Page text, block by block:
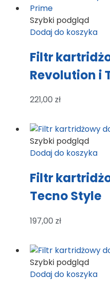
Szybki podgląd
Dodaj do koszyka
Filtr
Revolution i
221,00 zł
Szybki podgląd
Dodaj do koszyka
Filtr
Tecno Style
197,00 zł
Szybki podgląd
Dodaj do koszyka